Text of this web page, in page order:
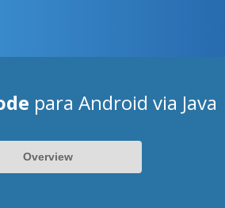
para Android via Java
Overview